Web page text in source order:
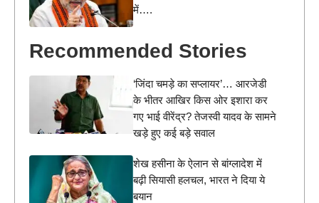
में….
Recommended Stories
‘जिंदा चमड़े का सप्लायर’… आरजेडी
के भीतर आखिर किस ओर इशारा कर
गए भाई वीरेंद्र? तेजस्वी यादव के सामने
खड़े हुए कई बड़े सवाल
शेख हसीना के ऐलान से बांग्लादेश में
बढ़ी सियासी हलचल, भारत ने दिया ये
बयान